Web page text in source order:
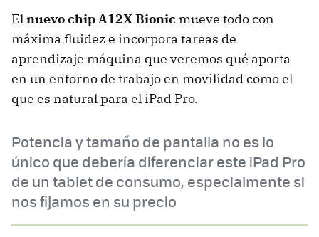
Elnuevo chip A12X Bionic mueve todo con
máxima fluidez e incorpora tareas de
aprendizaje máquina que veremos qué aporta
en un entorno de trabajo en movilidad como el
que es natural para el iPad Pro.
Potencia y tamaño de pantalla no es lo
único que debería diferenciar este iPad Pro
de un tablet de consumo, especialmente si
nos fijamos en su precio